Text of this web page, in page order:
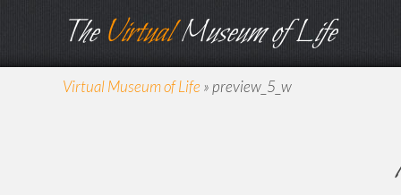
TheVirtualMuseum of Life
Virtual Museum of Life » preview_5_w